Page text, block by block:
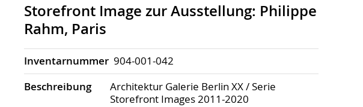
Storefront Image zur Ausstellung: Philippe
Rahm, Paris
Inventarnummer 904-001-042
Beschrei­bung
Architektur Galerie Berlin XX / Serie
Storefront Images 2011-2020